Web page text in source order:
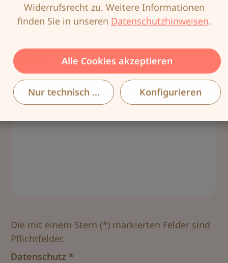
E-Mail-Adresse *
Telefon *
Artikel, Anzahl und Hinweise
Die mit einem Stern (*) markierten Felder sind
Pflichtfelder.
Datenschutz *
Widerrufsrecht zu. Weitere Informationen
finden Sie in unseren Datenschutzhinweisen.
Alle Cookies akzeptieren
Nur technisch notwendigeKonfigurieren